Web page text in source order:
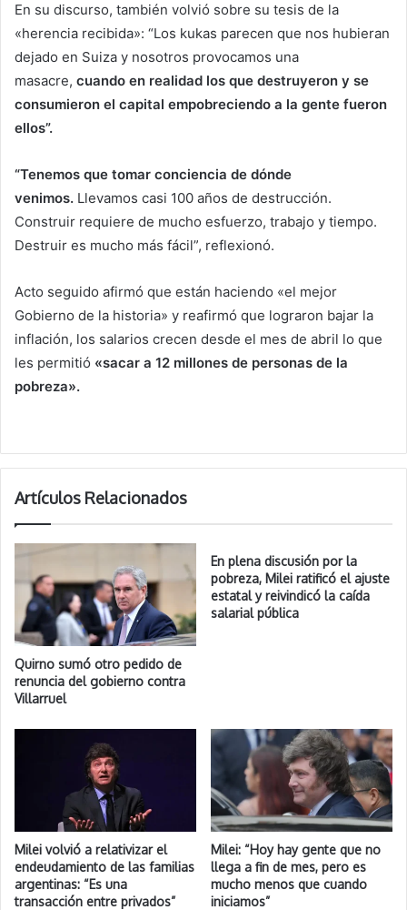
En su discurso, también volvió sobre su tesis de la
«herencia recibida»: “Los kukas parecen que nos hubieran
dejado en Suiza y nosotros provocamos una
masacre, cuando en realidad los que destruyeron y se
consumieron el capital empobreciendo a la gente fueron
ellos”.
“Tenemos que tomar conciencia de dónde
venimos. Llevamos casi 100 años de destrucción.
Construir requiere de mucho esfuerzo, trabajo y tiempo.
Destruir es mucho más fácil”, reflexionó.
Acto seguido afirmó que están haciendo «el mejor
Gobierno de la historia» y reafirmó que lograron bajar la
inflación, los salarios crecen desde el mes de abril lo que
les permitió «sacar a 12 millones de personas de la
pobreza».
Artículos Relacionados
Quirno sumó otro pedido de
renuncia del gobierno contra
Villarruel
En plena discusión por la
pobreza, Milei ratificó el ajuste
estatal y reivindicó la caída
salarial pública
Milei volvió a relativizar el
endeudamiento de las familias
argentinas: “Es una
transacción entre privados”
Milei: “Hoy hay gente que no
llega a fin de mes, pero es
mucho menos que cuando
iniciamos”